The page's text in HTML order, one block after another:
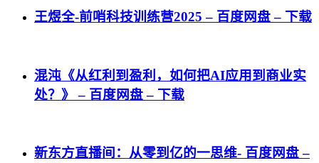
王煜全-前哨科技训练营2025 – 百度网盘 – 下载
混沌《从红利到盈利，如何把AI应用到商业实
处？》 – 百度网盘 – 下载
新东方直播间：从零到亿的一思维- 百度网盘 –